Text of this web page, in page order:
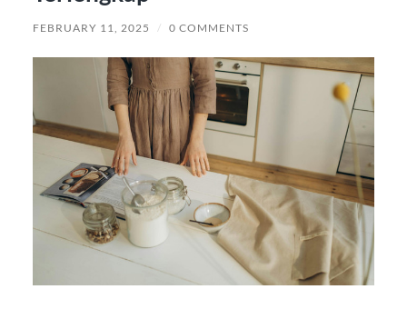
FEBRUARY 11, 2025 / 0 COMMENTS